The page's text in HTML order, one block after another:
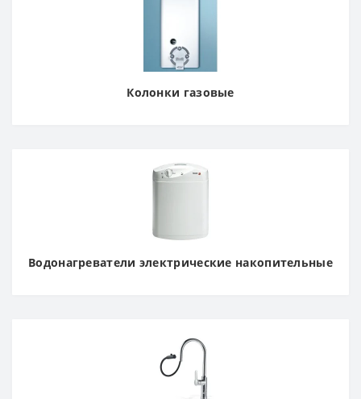
Колонки газовые
Водонагреватели электрические накопительные